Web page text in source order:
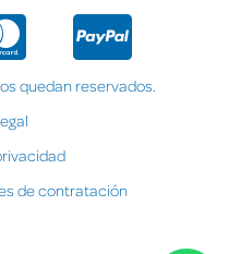
quedan reservados.
de contratación